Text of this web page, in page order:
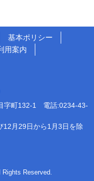
基本ポリシー
用案内
字町132-1 電話:0234-43-
12月29日から1月3日を除
Rights Reserved.